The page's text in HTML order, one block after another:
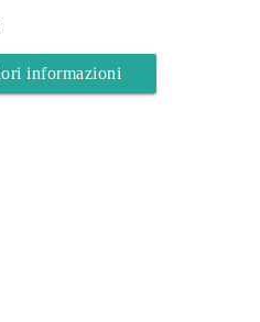
informazioni